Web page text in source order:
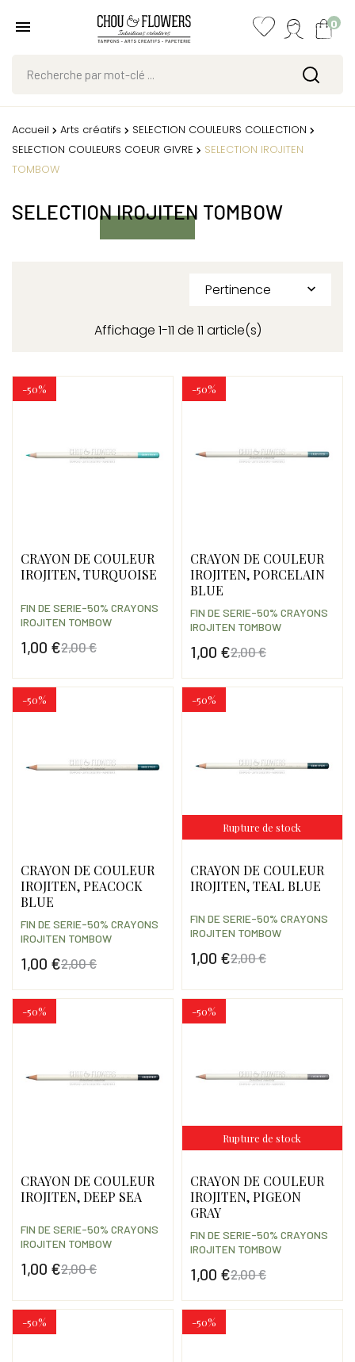
0
Accueil Arts créatifs
SELECTION COULEURS COLLECTION
SELECTION COULEURS COEUR GIVRE
SELECTION IROJITEN
TOMBOW
SELECTION IROJITEN TOMBOW
Pertinence 
Affichage 1-11 de 11 article(s)
-50%
CRAYON DE COULEUR
IROJITEN, TURQUOISE
1,00 €2,00 €
FIN DE SERIE-50% CRAYONS
IROJITEN TOMBOW
-50%
CRAYON DE COULEUR
IROJITEN, PORCELAIN
BLUE
1,00 €2,00 €
FIN DE SERIE-50% CRAYONS
IROJITEN TOMBOW
-50%
CRAYON DE COULEUR
IROJITEN, PEACOCK
BLUE
1,00 €2,00 €
FIN DE SERIE-50% CRAYONS
IROJITEN TOMBOW
-50%
Rupture de stock
CRAYON DE COULEUR
IROJITEN, TEAL BLUE
1,00 €2,00 €
FIN DE SERIE-50% CRAYONS
IROJITEN TOMBOW
-50%
CRAYON DE COULEUR
IROJITEN, DEEP SEA
1,00 €2,00 €
FIN DE SERIE-50% CRAYONS
IROJITEN TOMBOW
-50%
Rupture de stock
CRAYON DE COULEUR
IROJITEN, PIGEON
GRAY
1,00 €2,00 €
FIN DE SERIE-50% CRAYONS
IROJITEN TOMBOW
-50% -50%